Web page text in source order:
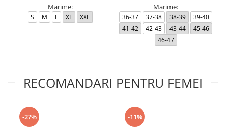
Marime:
S M L XL XXL
Marime:
36-37 37-38 38-39
39-40
41-42
42-43 43-44
45-46
46-47
RECOMANDARI PENTRU FEMEI
-27% -11%